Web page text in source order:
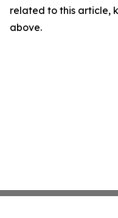
related to this article,
above.